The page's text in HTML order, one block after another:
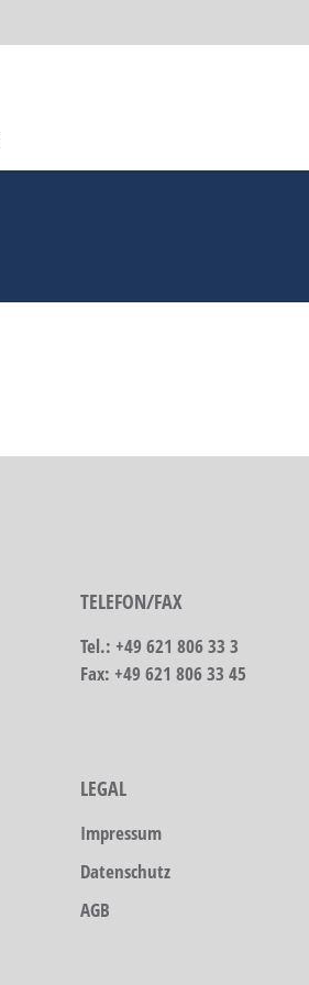
TELEFON/FAX
Tel.: +49 621 806 33 3
Fax: +49 621 806 33 45
LEGAL
Impressum
Datenschutz
AGB